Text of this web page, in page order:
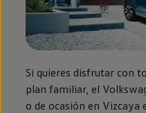
Si quieres disfrutar con
plan familiar, el
o de ocasión en Vizcaya